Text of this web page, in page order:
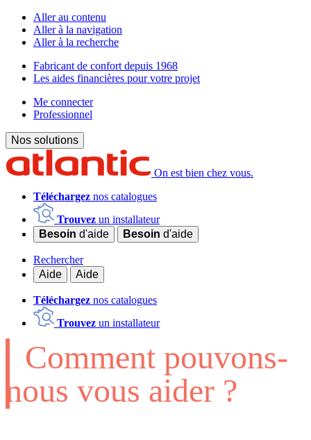
Aller au contenu
Aller à la navigation
Aller à la recherche
Fabricant de confort depuis 1968
Les aides financières pour votre projet
Me connecter
Professionnel
Nos solutions
On est bien chez vous.
Téléchargez nos catalogues
Trouvez un installateur
Besoin d'aide Besoin d'aide
Rechercher
Aide
Aide
Téléchargez nos catalogues
Trouvez un installateur
Comment pouvons-
nous vous aider ?